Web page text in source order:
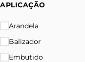
APLICAÇÃO
Arandela
Balizador
Embutido